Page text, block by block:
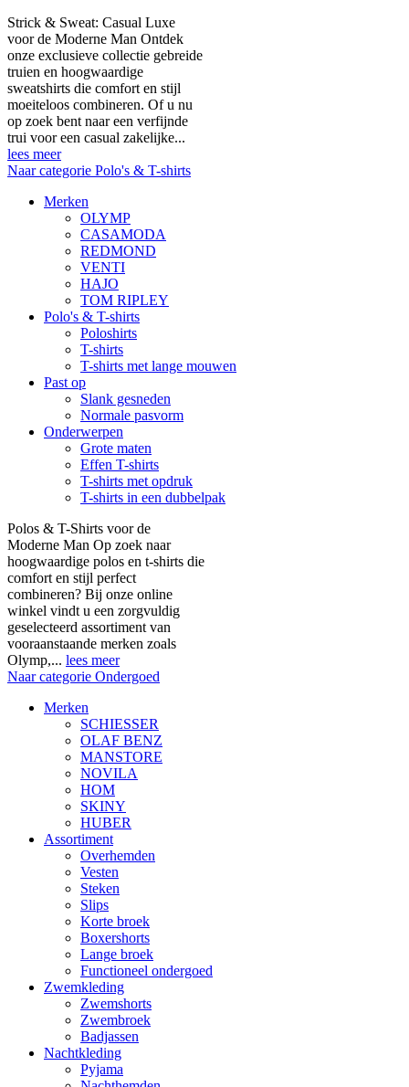
Strick & Sweat: Casual Luxe
voor de Moderne Man Ontdek
onze exclusieve collectie gebreide
truien en hoogwaardige
sweatshirts die comfort en stijl
moeiteloos combineren. Of u nu
op zoek bent naar een verfijnde
trui voor een casual zakelijke...
lees meer
Naar categorie Polo's & T-shirts
Merken
OLYMP
CASAMODA
REDMOND
VENTI
HAJO
TOM RIPLEY
Polo's & T-shirts
Poloshirts
T-shirts
T-shirts met lange mouwen
Past op
Slank gesneden
Normale pasvorm
Onderwerpen
Grote maten
Effen T-shirts
T-shirts met opdruk
T-shirts in een dubbelpak
Polos & T-Shirts voor de
Moderne Man Op zoek naar
hoogwaardige polos en t-shirts die
comfort en stijl perfect
combineren? Bij onze online
winkel vindt u een zorgvuldig
geselecteerd assortiment van
vooraanstaande merken zoals
Olymp,... lees meer
Naar categorie Ondergoed
Merken
SCHIESSER
OLAF BENZ
MANSTORE
NOVILA
HOM
SKINY
HUBER
Assortiment
Overhemden
Vesten
Steken
Slips
Korte broek
Boxershorts
Lange broek
Functioneel ondergoed
Zwemkleding
Zwemshorts
Zwembroek
Badjassen
Nachtkleding
Pyjama